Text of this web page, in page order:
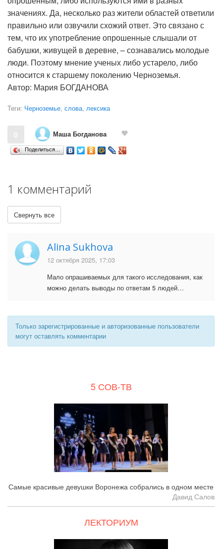
значениях. Да, несколько раз жители областей ответили
правильно или озвучили схожий ответ. Это связано с
тем, что их употребление опрошенные слышали от
бабушки, живущей в деревне, – сознавались молодые
люди. Поэтому мнение ученых либо устарело, либо
относится к старшему поколению Черноземья.
Автор: Мария БОГДАНОВА
Теги: Черноземье, слова, лексика
0 Маша Богданова
Поделиться…
1 комментарий
Свернуть все
Alina Sukhova
12 октября 2025, 17:03
Мало опрашиваемых для такого исследования, как
можно делать выводы по ответам 5 людей…
Только зарегистрированные и авторизованные пользователи
могут оставлять комментарии
5 СОВ-ТВ
Самые красивые девушки Воронежа собрались в одном месте
Давид Салов
ЛЕКТОРИУМ